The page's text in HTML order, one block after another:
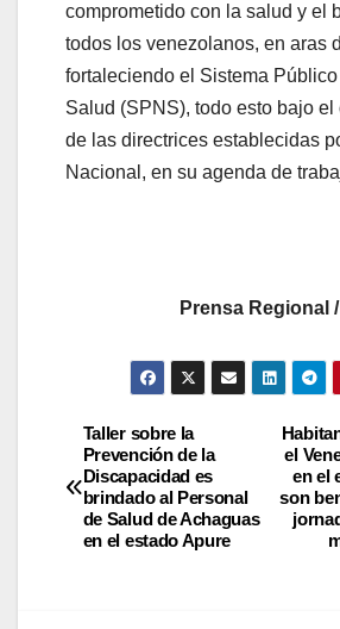
comprometido con la salud y el
todos los venezolanos, en aras
fortaleciendo el Sistema
Salud (SPNS), todo esto bajo
de las directrices establecidas
Nacional, en su agenda de
Prensa Regional
el
en el
son
Taller sobre la
Prevención de la
Discapacidad es
brindado al Personal
de Salud de Achaguas
en el estado Apure